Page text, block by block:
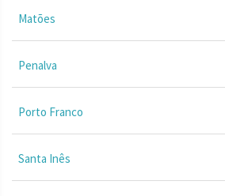
Matões
Penalva
Porto Franco
Santa Inês